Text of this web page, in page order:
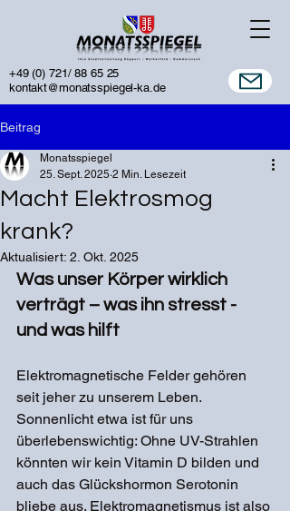
+49 (0) 721/ 88 65 25
kontakt@monatsspiegel-ka.de
Beitrag
Macht Elektrosmog
krank?
Monatsspiegel
25. Sept. 2025 2 Min. Lesezeit
Aktualisiert: 2. Okt. 2025
Was unser Körper wirklich
verträgt – was ihn stresst -
und was hilft
Elektromagnetische Felder gehören
seit jeher zu unserem Leben.
Sonnenlicht etwa ist für uns
überlebenswichtig: Ohne UV-Strahlen
könnten wir kein Vitamin D bilden und
auch das Glückshormon Serotonin
bliebe aus. Elektromagnetismus ist also